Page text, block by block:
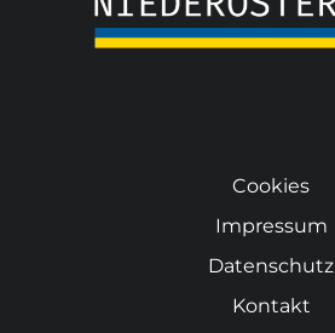
Cookies
Impressum
Datenschutz
Kontakt